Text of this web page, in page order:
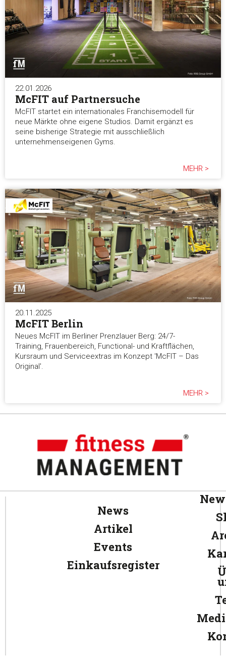
22.01.2026
McFIT auf Partnersuche
McFIT startet ein internationales Franchisemodell für
neue Märkte ohne eigene Studios. Damit ergänzt es
seine bisherige Strategie mit ausschließlich
unternehmenseigenen Gyms.
MEHR >
20.11.2025
McFIT Berlin
Neues McFIT im Berliner Prenzlauer Berg: 24/7-
Training, Frauenbereich, Functional- und Kraftflächen,
Kursraum und Serviceextras im Konzept 'McFIT – Das
Original'.
MEHR >
News
Artikel
Events
Einkaufsregister